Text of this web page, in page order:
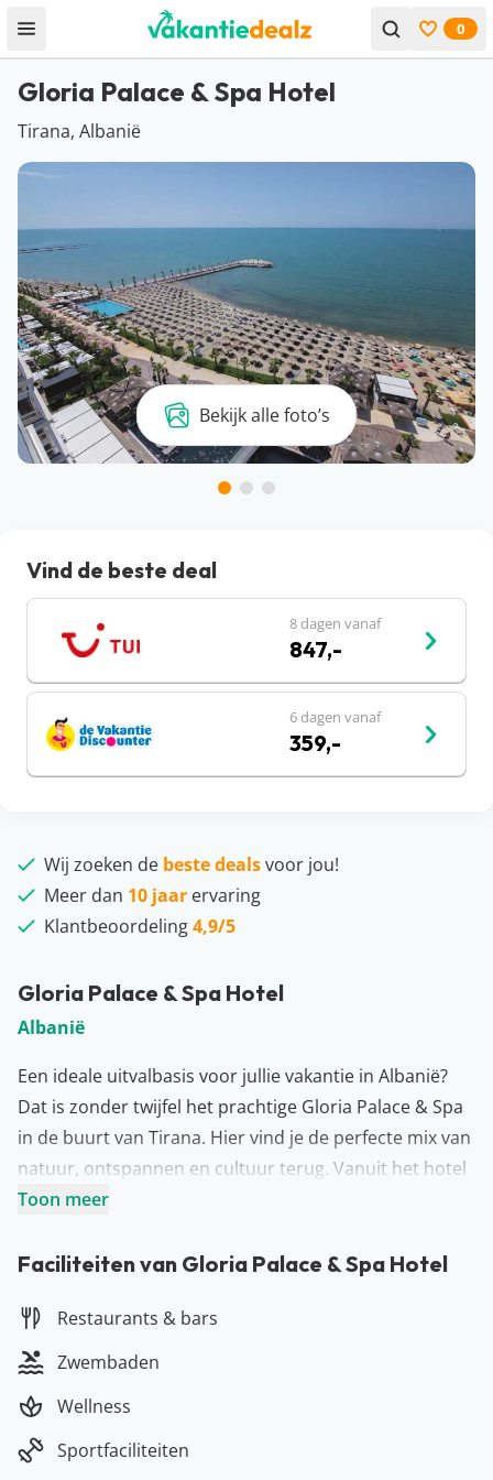
Open menu Bekijk
0
Gloria Palace & Spa Hotel
Tirana, Albanië
Bekijk alle foto’s
Gloria Palace & Spa Hotel
Albanië
Een ideale uitvalbasis voor jullie vakantie in Albanië?
Dat is zonder twijfel het prachtige Gloria Palace & Spa
in de buurt van Tirana. Hier vind je de perfecte mix van
natuur, ontspannen en cultuur terug. Vanuit het hotel
kunnen jullie heerlijk een dagje relaxen aan het strand
bezienswaardigheden van Albanië. Gloria Palace & Spa
beschikking over meerdere zwembaden. Ultiem
relaxen? Boek dan een heerlijke behandeling in de spa!
Meer over Albanië
Strand, natuur & cultuurliefhebbers opgelet… Wij
Toon meer
Faciliteiten van Gloria Palace & Spa Hotel
Restaurants & bars
Zwembaden
Wellness
Sportfaciliteiten
Vind de beste deal
8 dagen vanaf
847,-
6 dagen vanaf
359,-
Wij zoeken de beste dealsvoor jou!
Meer dan 10 jaar ervaring
Klantbeoordeling4,9/5